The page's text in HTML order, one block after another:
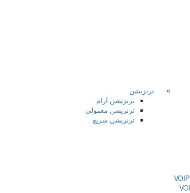
ترنزیشن
ترنزیشن آرام
ترنزیشن معمولی
ترنزیشن سریع